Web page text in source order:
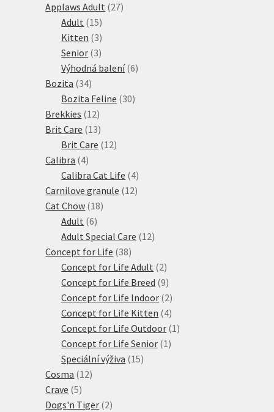
Applaws Adult 2727
Adult 1515
produktů
Kitten 33
produkty
Senior 33
produkty
Výhodná balení 66
Bozita 3434
produktů
Bozita Feline 3030
Brekkies 1212
produktů
Brit Care 1313
produktů
Brit Care 1212
Calibra 44
produkty
Calibra Cat Life 44
produkty
Carnilove granule 1212
Cat Chow 1818
Adult 66
produktů
Adult Special Care 1212
Concept for Life 3838
produktů
Concept for Life Adult 22
produkty
Concept for Life Breed 99
produktů
Concept for Life Indoor 22
produkty
Concept for Life Kitten 44
produkty
Concept for Life Outdoor 1 1
Concept for Life Senior 1 1
Speciální výživa 1515
Cosma 1212
Crave 55
produktů
Dogs'n Tiger 22